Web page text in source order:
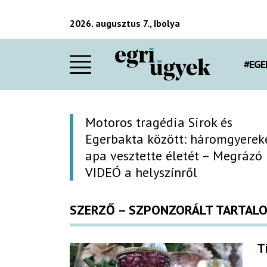
2026. augusztus 7., Ibolya
Motoros tragédia Sirok és
Egerbakta között:
apa vesztette életét – Megrázó
VIDEÓ a helyszínről
SZERZŐ – SZPONZORÁLT